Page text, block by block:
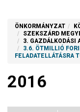
ÖNKORMÁNYZAT
SZEKSZÁRD
3. GAZDÁLKODÁSI
3.6. ÖTMILLIÓ
FELADATELLÁTÁSRA
2016